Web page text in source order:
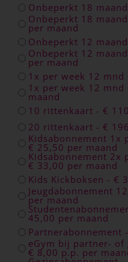
Onbeperkt 18
Onbeperkt 18
per maand
Onbeperkt 12
Onbeperkt 12
per maand
1x per week 12
1x per week 12
maand
10 rittenkaart - €
20 rittenkaart - €
Kidsabonnement 1x
€ 25,50 per maand
Kidsabonnement 2x
€ 33,00 per maand
Kids Kickboksen - €
Jeugdabonnement
per maand
45,00 per maand
Partnerabonnement
eGym bij partner- of
€ 8,00 p.p. per